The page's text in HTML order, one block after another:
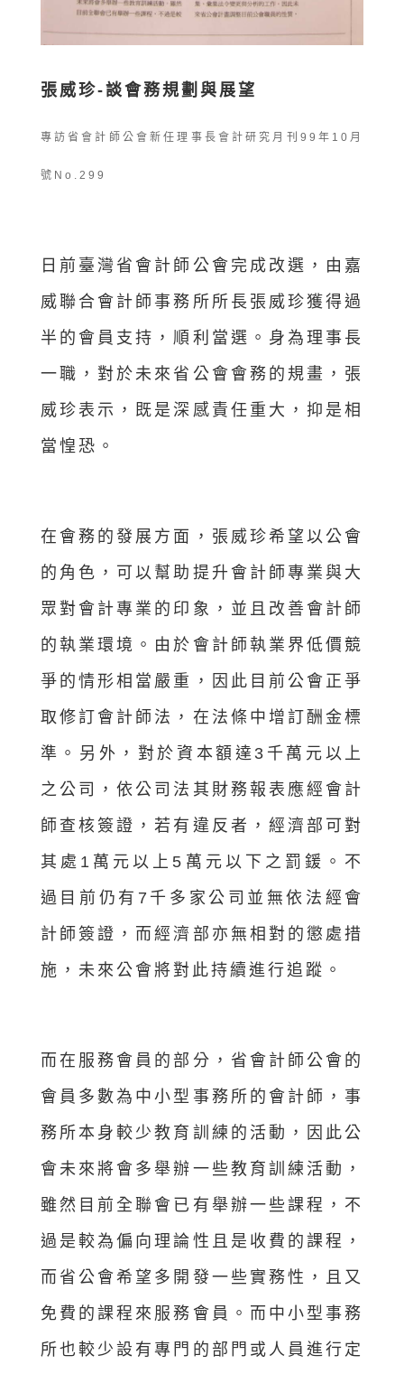
張威珍-談會務規劃與展望
專訪省會計師公會新任理事長會計研究月刊99年10月
號No.299
日前臺灣省會計師公會完成改選，由嘉
威聯合會計師事務所所長張威珍獲得過
半的會員支持，順利當選。身為理事長
一職，對於未來省公會會務的規畫，張
威珍表示，既是深感責任重大，抑是相
當惶恐。
在會務的發展方面，張威珍希望以公會
的角色，可以幫助提升會計師專業與大
眾對會計專業的印象，並且改善會計師
的執業環境。由於會計師執業界低價競
爭的情形相當嚴重，因此目前公會正爭
取修訂會計師法，在法條中增訂酬金標
準。另外，對於資本額達3千萬元以上
之公司，依公司法其財務報表應經會計
師查核簽證，若有違反者，經濟部可對
其處1萬元以上5萬元以下之罰鍰。不
過目前仍有7千多家公司並無依法經會
計師簽證，而經濟部亦無相對的懲處措
施，未來公會將對此持續進行追蹤。
而在服務會員的部分，省會計師公會的
會員多數為中小型事務所的會計師，事
務所本身較少教育訓練的活動，因此公
會未來將會多舉辦一些教育訓練活動，
雖然目前全聯會已有舉辦一些課程，不
過是較為偏向理論性且是收費的課程，
而省公會希望多開發一些實務性，且又
免費的課程來服務會員。而中小型事務
所也較少設有專門的部門或人員進行定